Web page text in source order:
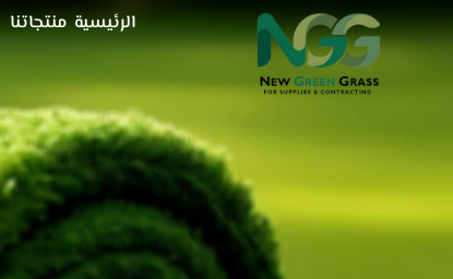
إلى
الرئيسية منتجاتنا